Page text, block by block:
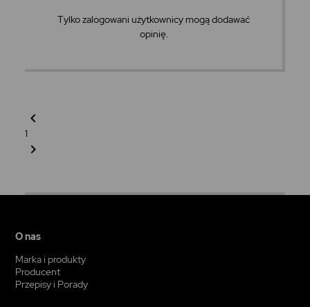
Tylko zalogowani użytkownicy mogą dodawać
opinię.
chevron_left
1
chevron_right
O nas
Marka i produkty
Producent
Przepisy i Porady